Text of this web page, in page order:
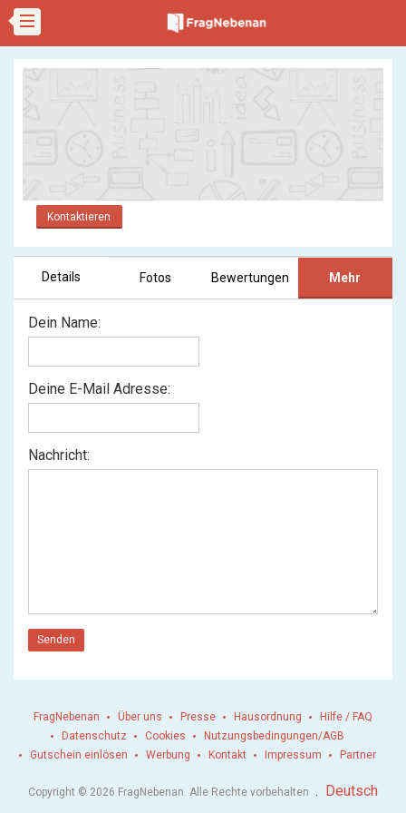
Kontaktieren
Details Fotos Bewertungen Mehr
Dein Name:
Deine E-Mail Adresse:
Nachricht:
Senden
FragNebenan Über uns Presse Hausordnung
Hilfe / FAQ
Datenschutz
Cookies
Nutzungsbedingungen/AGB
Gutschein einlösen
Werbung Kontakt Impressum Partner
Copyright © 2026 FragNebenan. Alle Rechte vorbehalten . Deutsch